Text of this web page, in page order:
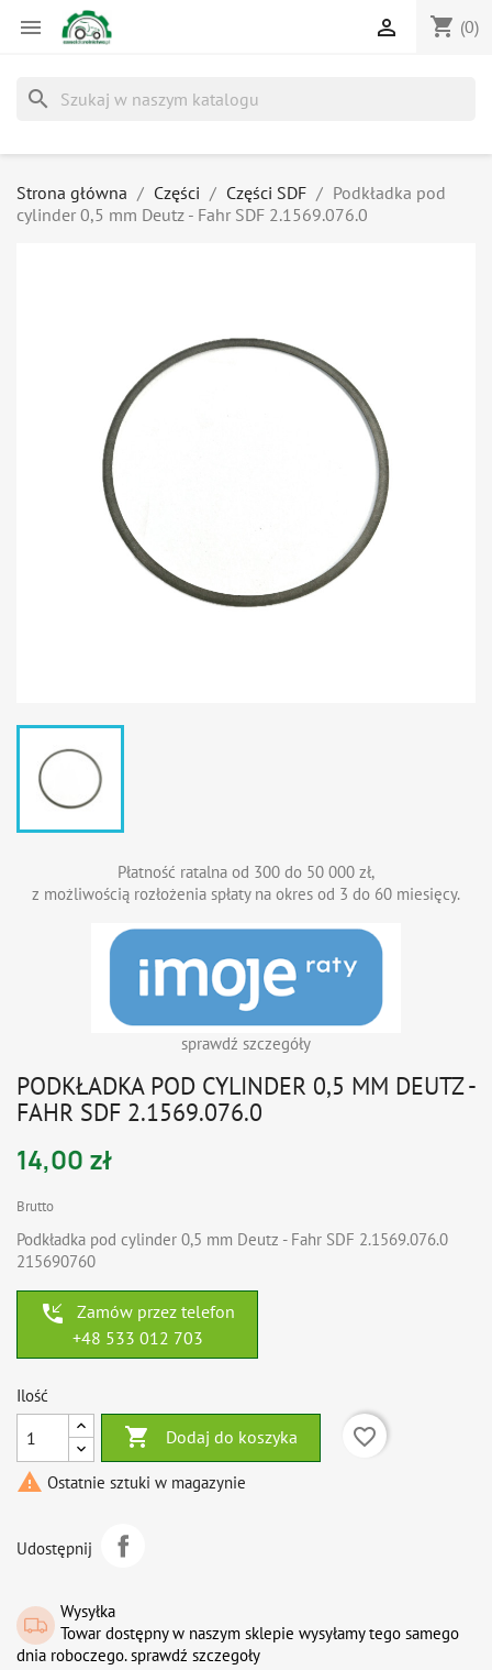
 shopping_cart (0)

search
Strona główna Części Części SDF
Podkładka pod
cylinder 0,5 mm Deutz - Fahr SDF 2.1569.076.0
Płatność ratalna od 300 do 50 000 zł,
z możliwością rozłożenia spłaty na okres od 3 do 60 miesięcy.
sprawdź szczegóły
PODKŁADKA POD CYLINDER 0,5 MM DEUTZ -
FAHR SDF 2.1569.076.0
14,00 zł
Brutto
Podkładka pod cylinder 0,5 mm Deutz - Fahr SDF 2.1569.076.0
215690760
phone_callback
Zamów przez telefon
+48 533 012 703
Ilość
 Dodaj do koszyka
favorite_border
 Ostatnie sztuki w magazynie
Udostępnij
Wysyłka
Towar dostępny w naszym sklepie wysyłamy tego samego
dnia roboczego. sprawdź szczegoły